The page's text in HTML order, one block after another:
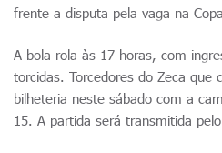
frente a disputa pela vaga na
A bola rola às 17 horas, com
torcidas. Torcedores do Zeca que
bilheteria neste sábado com a
15. A partida será transmitida